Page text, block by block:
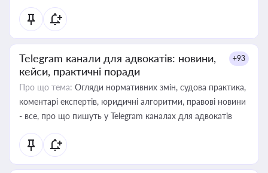
Telegram канали для адвокатів: новини,
кейси, практичні поради
+93
Про що тема: Огляди нормативних змін, судова практика,
коментарі експертів, юридичні алгоритми, правові новини
- все, про що пишуть у Telegram каналах для адвокатів